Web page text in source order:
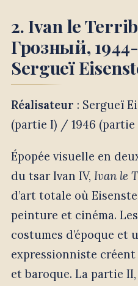
2. Ivan le
Грозный,
Sergueï
Réalisateur : Sergueï
(partie I) / 1946 (partie
Épopée visuelle en
du tsar Ivan IV, Ivan le
d’art totale où
peinture et cinéma.
costumes d’époque et
expressionniste
et baroque. La partie II,